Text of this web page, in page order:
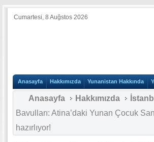
Cumartesi, 8 Auğstos 2026
Anasayfa Hakkımızda Yunanistan Hakkında
Anasayfa Hakkımızda
Bavulları: Atina’daki Yunan Çocuk
hazırlıyor!